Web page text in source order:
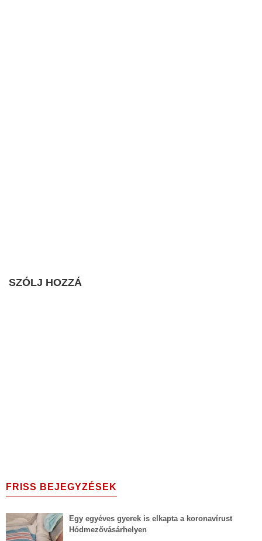
SZÓLJ HOZZÁ
FRISS BEJEGYZÉSEK
Egy egyéves gyerek is elkapta a koronavírust
Hódmezővásárhelyen